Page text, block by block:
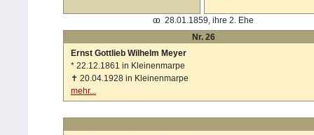
oo 28.01.1859, ihre 2. Ehe
Nr. 26
Ernst Gottlieb Wilhelm Meyer
* 22.12.1861 in Kleinenmarpe
✝ 20.04.1928 in Kleinenmarpe
mehr...